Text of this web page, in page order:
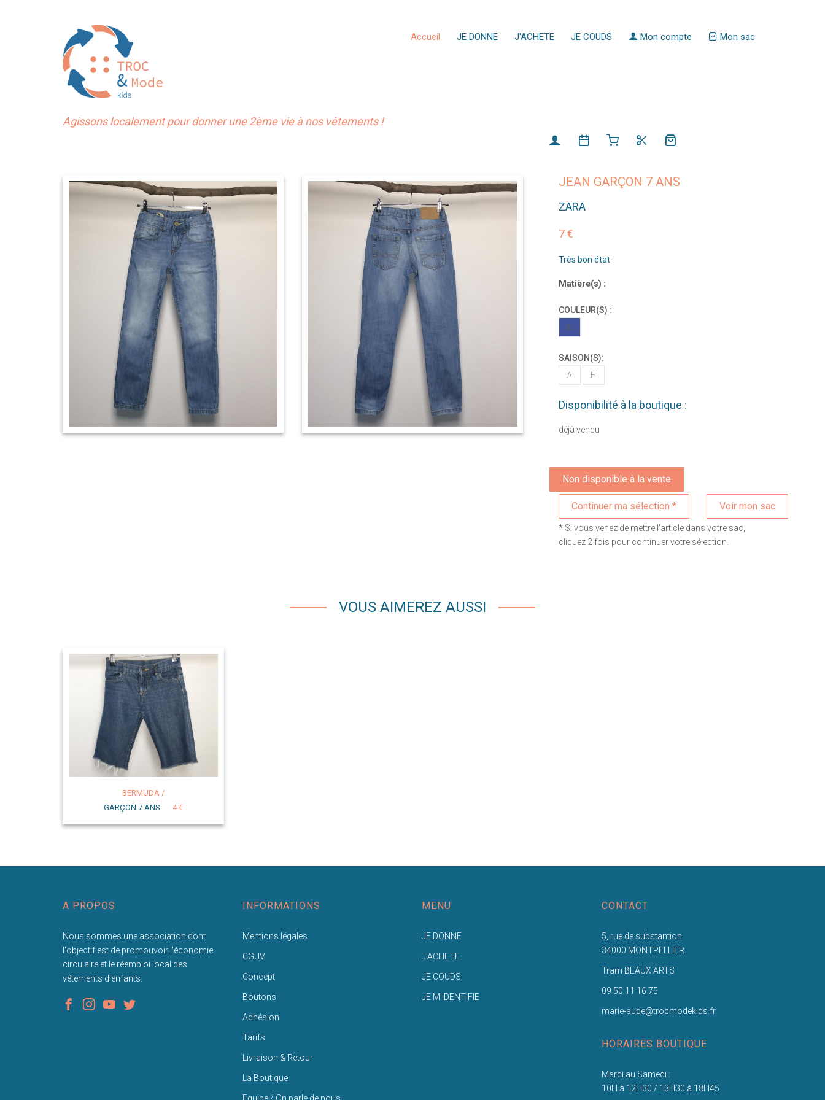
Accueil JE DONNE J'ACHETE JE COUDS Mon compte Mon sac
Agissons localement pour donner une 2ème vie à nos vêtements !
JEAN GARÇON 7 ANS
ZARA
7 €
Très bon état
Matière(s) :
COULEUR(S) :
BL
SAISON(S):
A H
Disponibilité à la boutique :
déjà vendu
Non disponible à la vente
Voir mon sac
* Si vous venez de mettre l'article dans votre sac,
cliquez 2 fois pour continuer votre sélection.
VOUS AIMEREZ AUSSI
BERMUDA /
GARÇON 7 ANS
4 €
A PROPOS
Nous sommes une association dont
l'objectif est de promouvoir l'économie
circulaire et le réemploi local des
vêtements d'enfants.
INFORMATIONS
Mentions légales
CGUV
Concept
Boutons
Adhésion
Tarifs
Livraison & Retour
La Boutique
MENU
JE DONNE
J'ACHETE
JE COUDS
JE M'IDENTIFIE
CONTACT
5, rue de substantion
34000 MONTPELLIER
Tram BEAUX ARTS
09 50 11 16 75
marie-aude@trocmodekids.fr
HORAIRES BOUTIQUE
Mardi au Samedi :
10H à 12H30 / 13H30 à 18H45